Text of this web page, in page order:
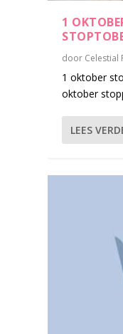
1
door Celestial
1 oktober
oktober
LEES